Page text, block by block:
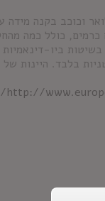
וכוכב בקנה מידה
הדודים ז'אן-לורן וז'אן-דומיניק ושרון שמטפחים
בשיטות ביו-
בלבד. היינות של
http://